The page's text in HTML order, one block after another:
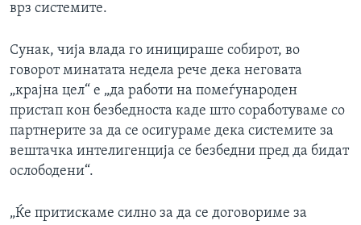
врз системите.
Сунак, чија влада го иницираше собирот, во
говорот минатата недела рече дека неговата
„крајна цел“ е „да работи на помеѓународен
пристап кон безбедноста каде што соработуваме со
партнерите за да се осигураме дека системите за
вештачка интелигенција се безбедни пред да бидат
ослободени“.
„Ќе притискаме силно за да се договориме за